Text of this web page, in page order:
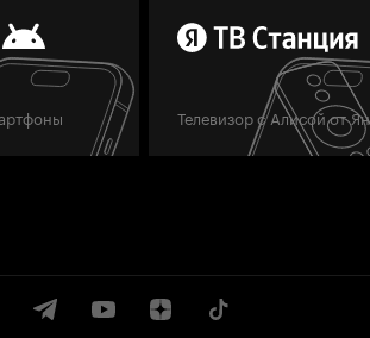
Телевизор с Алисой от